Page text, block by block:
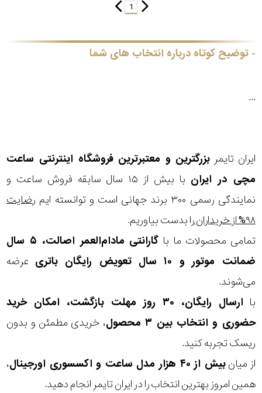
1
توضیح کوتاه درباره انتخاب های شما
...
ایران تایمر بزرگترین و معتبرترین فروشگاه اینترنتی ساعت
مچی در ایران
با بیش از ۱۵ سال سابقه فروش ساعت و
نمایندگی رسمی ۳۰۰ برند جهانی است و توانسته ایم
رضایت
۹۸% از خریداران
را بدست بیاوریم.
تمامی محصولات ما با
گارانتی مادام‌العمر اصالت، ۵ سال
ضمانت موتور و ۱۰ سال تعویض رایگان باتری
عرضه
می‌شوند.
با
ارسال رایگان، ۳۰ روز مهلت بازگشت، امکان خرید
حضوری و انتخاب بین ۳ محصول
، خریدی مطمئن و بدون
ریسک تجربه کنید.
از میانبیش از ۴۰ هزار مدل ساعت و اکسسوری اورجینال
،
همین امروز بهترین انتخاب را در ایران تایمر انجام دهید.
رنگ
دسته
جنس
فریم
نوع
پوشش